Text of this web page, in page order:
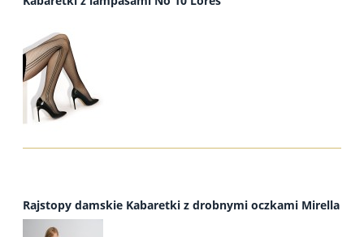
Rajstopy damskie Kabaretki z drobnymi oczkami Mirella